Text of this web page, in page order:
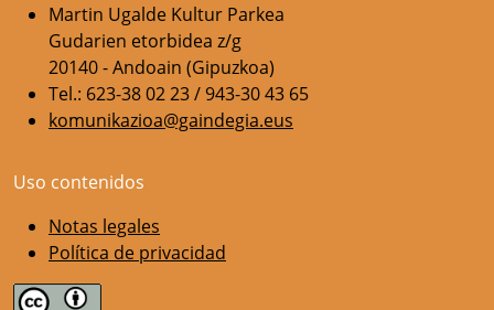
Martin Ugalde Kultur Parkea
Gudarien etorbidea z/g
20140 - Andoain (Gipuzkoa)
Tel.: 623-38 02 23 / 943-30 43 65
komunikazioa@gaindegia.eus
Uso contenidos
Notas legales
Política de privacidad